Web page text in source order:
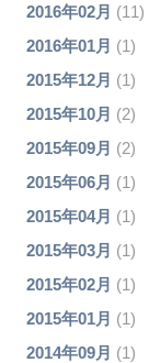
2016年02月 (11)
2016年01月 (1)
2015年12月 (1)
2015年10月 (2)
2015年09月 (2)
2015年06月 (1)
2015年04月 (1)
2015年03月 (1)
2015年02月 (1)
2015年01月 (1)
2014年09月 (1)